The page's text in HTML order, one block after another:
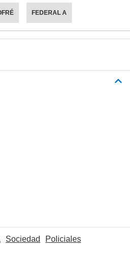
FEDERAL A
Sociedad
Policiales